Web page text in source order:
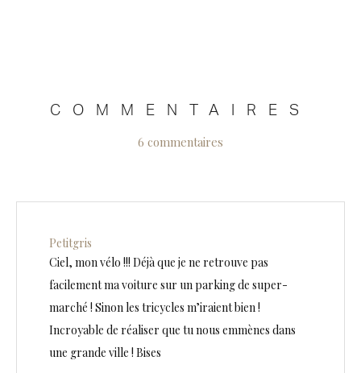
COMMENTAIRES
6 commentaires
Petitgris
Ciel, mon vélo !!! Déjà que je ne retrouve pas
facilement ma voiture sur un parking de super-
marché ! Sinon les tricycles m’iraient bien !
Incroyable de réaliser que tu nous emmènes dans
une grande ville ! Bises